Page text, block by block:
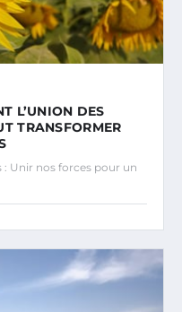
L’UNION DES
TRANSFORMER
: Unir nos forces pour un